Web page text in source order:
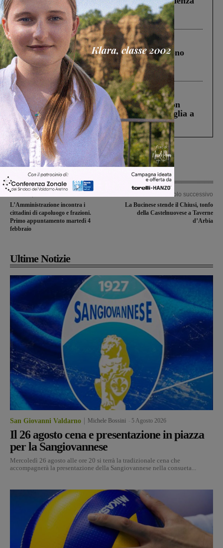
Pnrr, il gruppo di Fratelli d’Italia: “Un
ringraziamento al Governo”
Cronaca 4 Agosto 2026
Un anno fa la strage in A1 in cui morirono
Gianni, Giulia e Franco. Lo schianto, il
processo, lo stop ai sorpassi fra tir....
Cronaca 3 Agosto 2026
Scomparso da una struttura di Castiglion
Fiorentino l’uomo che aveva ucciso la figlia a
Levane nel 2020
Articolo precedente
L’Amministrazione incontra i
cittadini di capoluogo e frazioni.
Primo appuntamento martedì 4
febbraio
Articolo successivo
La Bucinese stende il Chiusi, tonfo
della Castelnuovese a Taverne
d’Arbia
Ultime Notizie
San Giovanni Valdarno Michele Bossini 5 Agosto 2026
Il 26 agosto cena e presentazione in piazza
per la Sangiovannese
Mercoledì 26 agosto alle ore 20 si terrà la tradizionale cena che
accompagnerà la presentazione della Sangiovannese nella consueta...